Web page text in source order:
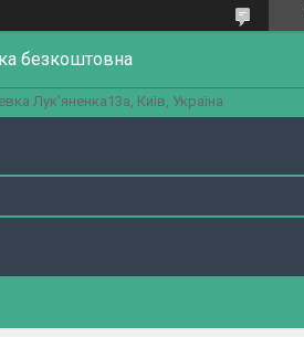
безкоштовна
Лук'яненка13а, Київ, Україна